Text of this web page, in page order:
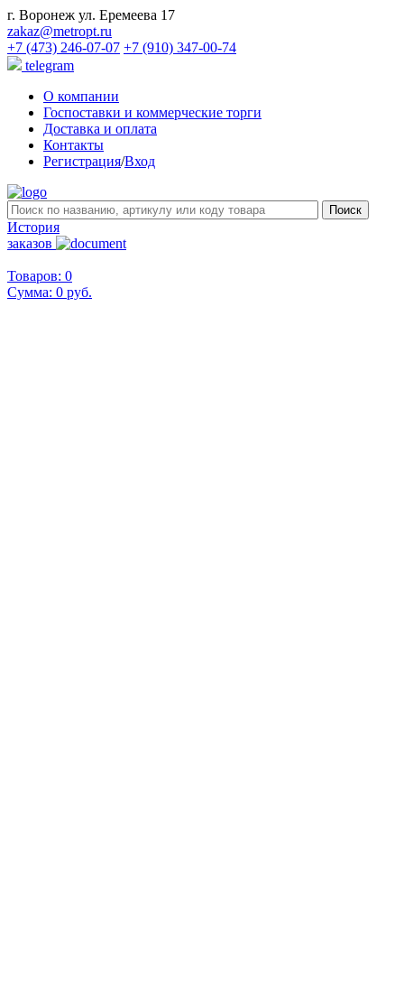
г. Воронеж ул. Еремеева 17
zakaz@metropt.ru
+7 (473) 246-07-07 +7 (910) 347-00-74
telegram
О компании
Госпоставки и коммерческие торги
Доставка и оплата
Контакты
Регистрация/Вход
История
заказов
Товаров: 0
Сумма: 0 руб.